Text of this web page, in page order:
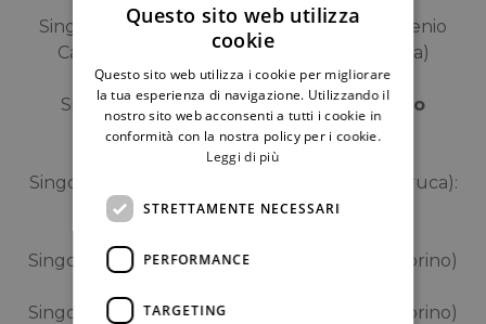
Singolare maschile limitato 4.3 (Trofeo Eugenio
Cappabianca):
Massimiliano Pozzi (Roma)
Singolare femminile:Virginia Di Caterino
(Napoli)
Singolare maschile over 45 (Trofeo Enzo Maruca):
Gino Grilli (Roma)
Singolare maschile over 55: (Torino)
Singolare maschile over 65: (Torino)
Questo sito web utilizza
cookie
Questo sito web utilizza i cookie per migliorare
la tua esperienza di navigazione. Utilizzando il
nostro sito web acconsenti a tutti i cookie in
conformità con la nostra policy per i cookie.
Leggi di più
STRETTAMENTE NECESSARI
PERFORMANCE
TARGETING